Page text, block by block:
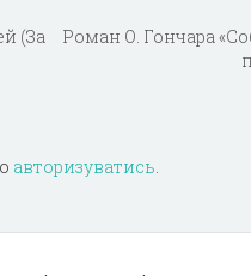
(За
Роман О. Гончара
авторизуватись.